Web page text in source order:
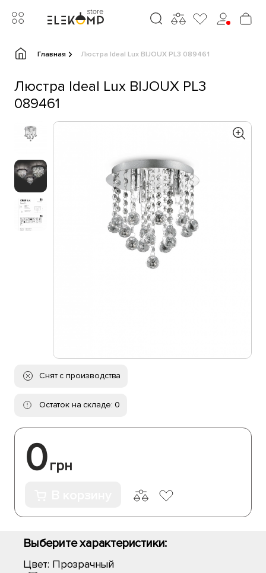
Главная Люстра Ideal Lux BIJOUX PL3 089461
Люстра Ideal Lux BIJOUX PL3
089461
Снят с производства
Остаток на складе: 0
0грн
Выберите характеристики:
Цвет: Прозрачный